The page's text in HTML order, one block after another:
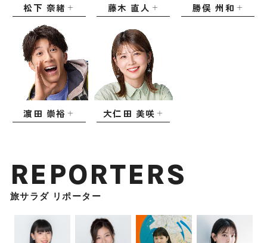
松下 奈緒 藤木 直人 勝俣 州和
濵田 崇裕 大仁田 美咲
REPORTERS
旅サラダ リポーター